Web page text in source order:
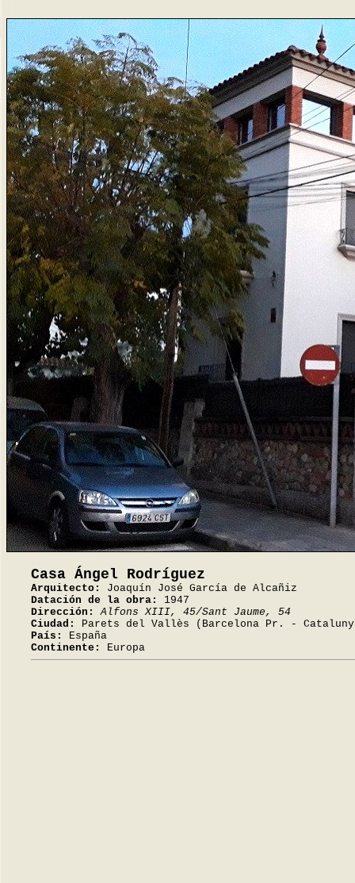
Casa Ángel Rodríguez
Arquitecto:
Joaquín José García de Alcañiz
Datación de la obra:
1947
Dirección:
Alfons XIII, 45/Sant Jaume, 54
Ciudad:
Parets del Vallès (Barcelona Pr. -
País:
España
Continente:
Europa